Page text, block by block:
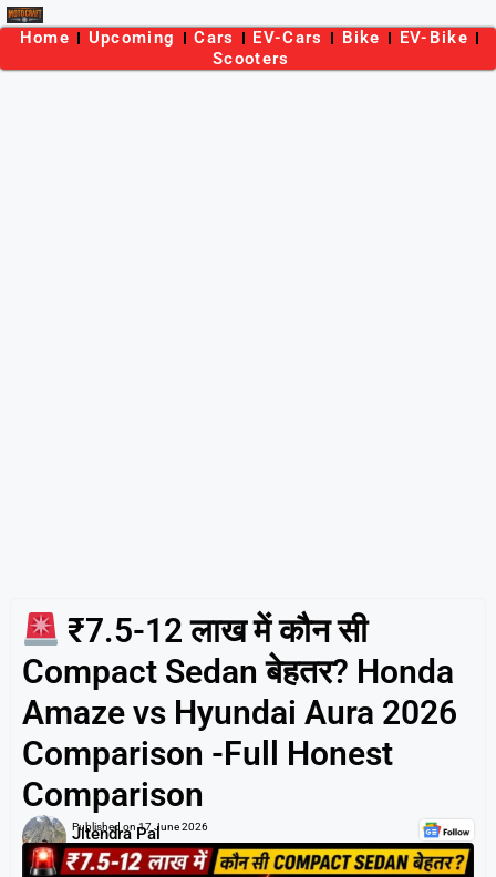
Home Upcoming Cars EV-Cars Bike
EV-Bike
Scooters
₹7.5-12 लाख में कौन सी
Compact Sedan बेहतर? Honda
Amaze vs Hyundai Aura 2026
Comparison -Full Honest
Comparison
Jitendra Pal
Published on 17 June 2026